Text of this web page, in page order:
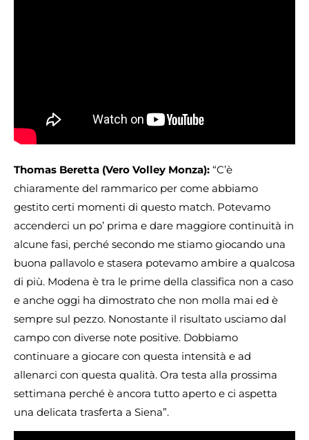
Thomas Beretta (Vero Volley Monza): “C’è
chiaramente del rammarico per come abbiamo
gestito certi momenti di questo match. Potevamo
accenderci un po’ prima e dare maggiore continuità in
alcune fasi, perché secondo me stiamo giocando una
buona pallavolo e stasera potevamo ambire a qualcosa
di più. Modena è tra le prime della classifica non a caso
e anche oggi ha dimostrato che non molla mai ed è
sempre sul pezzo. Nonostante il risultato usciamo dal
campo con diverse note positive. Dobbiamo
continuare a giocare con questa intensità e ad
allenarci con questa qualità. Ora testa alla prossima
settimana perché è ancora tutto aperto e ci aspetta
una delicata trasferta a Siena”.